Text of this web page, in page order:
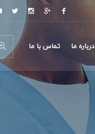
درباره ما تماس با ما